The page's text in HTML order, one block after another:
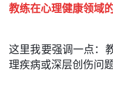
教练在心理健康领域
这里我要强调一点：
理疾病或深层创伤问题